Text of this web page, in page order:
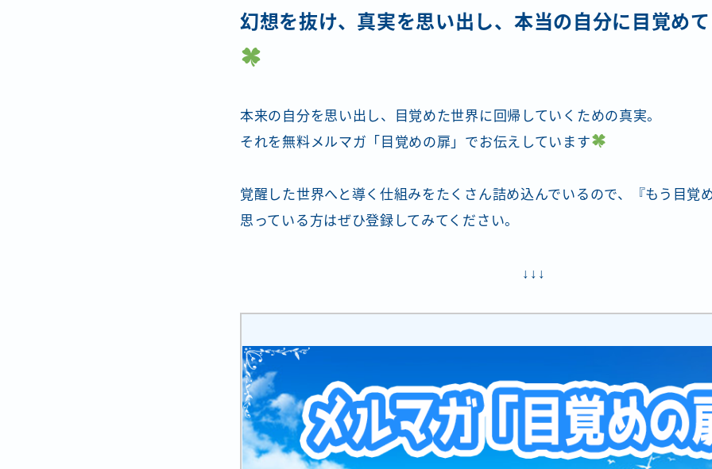
幻想を抜け、真実を思い出し、本当の自分に目覚め
本来の自分を思い出し、目覚めた世界に回帰していくための真実。
それを無料メルマガ「目覚めの扉」でお伝えしています
覚醒した世界へと導く仕組みをたくさん詰め込んでいるので、『もう目覚
思っている方はぜひ登録してみてください。
↓↓↓